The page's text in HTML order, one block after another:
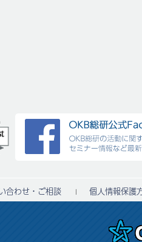
合わせ・ご相談 個人情報保護